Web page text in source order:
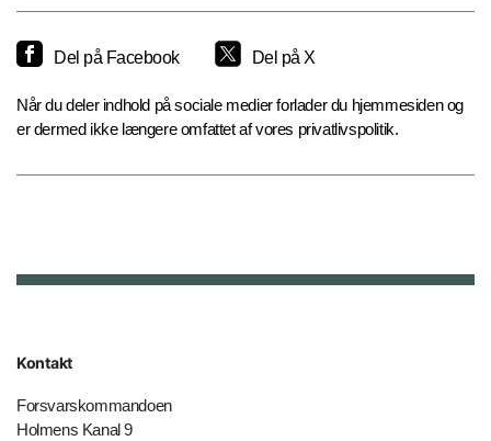
Del på Facebook Del på X
Når du deler indhold på sociale medier forlader du hjemmesiden og
er dermed ikke længere omfattet af vores privatlivspolitik.
Kontakt
Forsvarskommandoen
Holmens Kanal 9